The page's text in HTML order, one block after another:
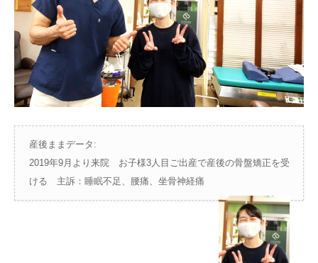
産後ままデータ:
2019年9月より来院 お子様3人目ご出産で産後の骨盤矯正を受
ける 主訴：睡眠不足、腰痛、坐骨神経痛
あなたの症状は？
ブログ
アクセス
ネット予約